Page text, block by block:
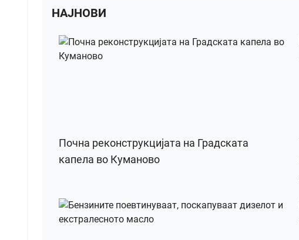
НАЈНОВИ
Почна реконструкцијата на Градската
капела во Куманово